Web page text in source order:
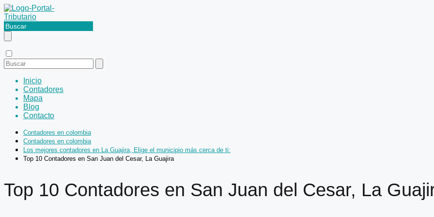
Inicio
Contadores
Mapa
Blog
Contacto
Contadores en colombia
Contadores en colombia
Los mejores contadores en La Guajira, Elige el municipio más cerca de ti:
Top 10 Contadores en San Juan del Cesar, La Guajira
Top 10 Contadores en San Juan del Cesar, La